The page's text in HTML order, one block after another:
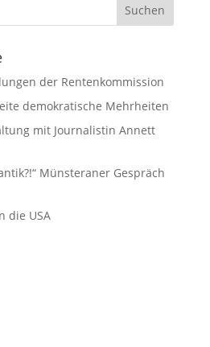
der Rentenkommission
demokratische Mehrheiten
mit Journalistin Annett
Münsteraner Gespräch
die USA